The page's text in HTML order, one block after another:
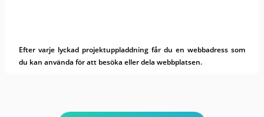
Efter varje lyckad projektuppladdning får du en webbadress som
du kan använda för att besöka eller dela webbplatsen.